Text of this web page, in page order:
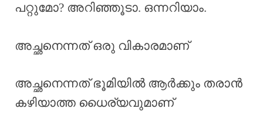
പറ്റുമോ? അറിഞ്ഞൂടാ. ഒന്നറിയാം.
അച്ഛനെന്നത് ഒരു വികാരമാണ്
അച്ഛനെന്നത് ഭൂമിയിൽ ആർക്കും തരാൻ
കഴിയാത്ത ധൈര്യവുമാണ്